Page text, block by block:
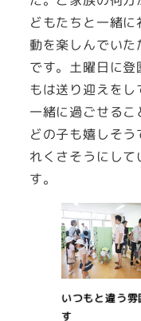
どもたちと一緒
動を楽しんでい
です。土曜日に
もは送り迎えを
一緒に過ごせるこ
どの子も嬉しそ
れくさそうにし
す。
いつもと違う雰
す